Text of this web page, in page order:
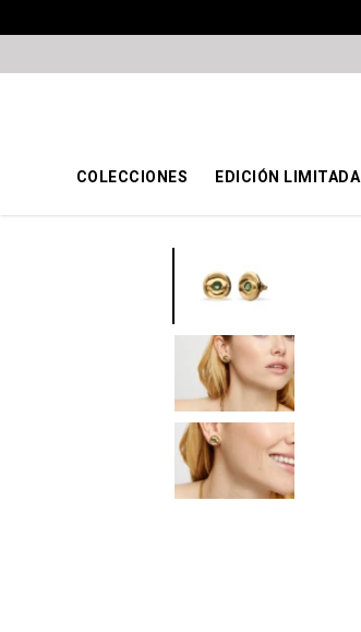
COLECCIONES EDICIÓN LIMITADA